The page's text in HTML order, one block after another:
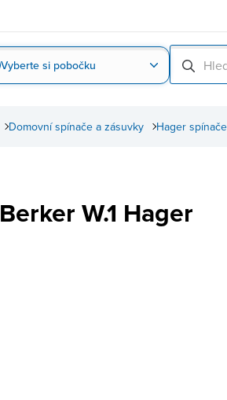
Vyberte si pobočku
Hager
Domovní spínače a zásuvky
Berker W.1 Hager